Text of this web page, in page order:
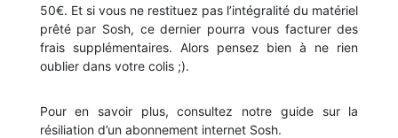
50€. Et si vous ne restituez pas l’intégralité du matériel
prêté par Sosh, ce dernier pourra vous facturer des
frais supplémentaires. Alors pensez bien à ne rien
oublier dans votre colis ;).
Pour en savoir plus, consultez notre guide sur la
résiliation d’un abonnement internet Sosh.